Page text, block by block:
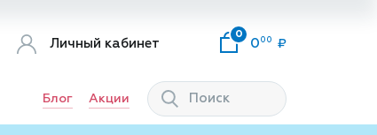
Личный кабинет
0
0 00
Блог Акции